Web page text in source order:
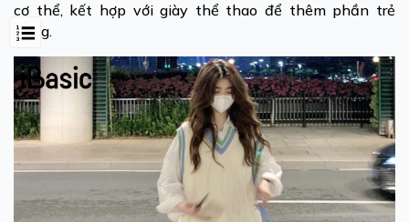
cơ thể, kết hợp với giày thể thao để thêm phần trẻ
trung.